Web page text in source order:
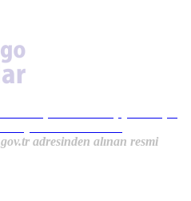
adresinden alınan resmi